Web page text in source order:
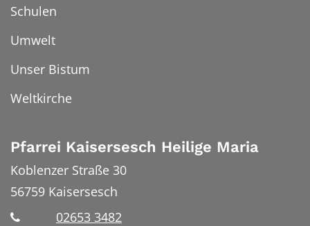
Schulen
Umwelt
Unser Bistum
Weltkirche
Pfarrei Kaisersesch Heilige Maria
Koblenzer Straße 30
56759 Kaisersesch
02653 3482